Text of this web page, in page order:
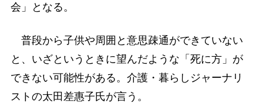
会」となる。
普段から子供や周囲と意思疎通ができていない
と、いざというときに望んだような「死に方」が
できない可能性がある。介護・暮らしジャーナリ
ストの太田差惠子氏が言う。